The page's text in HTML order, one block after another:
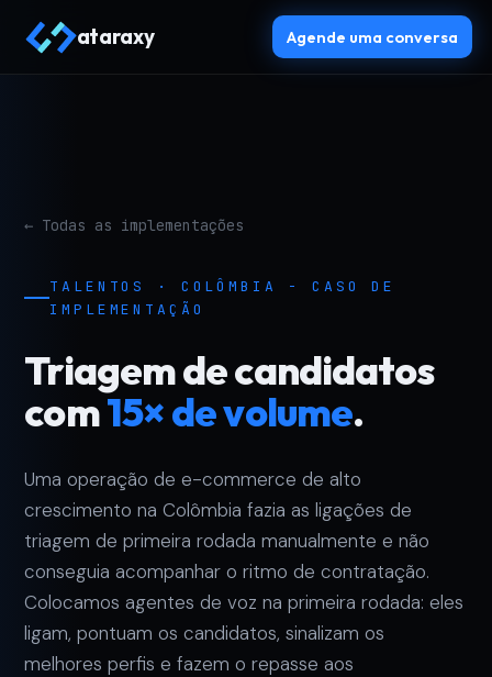
ataraxy Agende uma conversa
← Todas as implementações
TALENTOS · COLÔMBIA - CASO DE
IMPLEMENTAÇÃO
Triagem de candidatos
com15× de volume.
Uma operação de e-commerce de alto
crescimento na Colômbia fazia as ligações de
triagem de primeira rodada manualmente e não
conseguia acompanhar o ritmo de contratação.
Colocamos agentes de voz na primeira rodada: eles
ligam, pontuam os candidatos, sinalizam os
melhores perfis e fazem o repasse aos